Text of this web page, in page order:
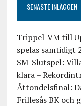
SENASTE INLÄGGEN
Trippel-VM till
spelas samtidigt
SM-Slutspel:
klara –
Åttondelsfinal:
Frillesås BK och